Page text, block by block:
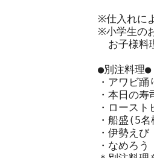
※仕入れに
※小学生の
お子様料
●別注料理●
・アワビ踊
・本日の寿
・ロースト
・船盛(5
・伊勢えび
・なめろう